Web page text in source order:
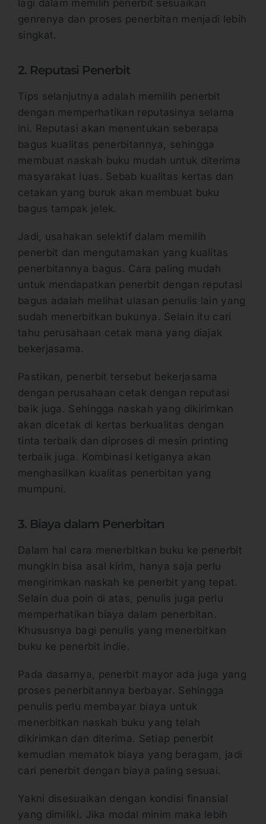
lagi dalam memilih penerbit sesuaikan
genrenya dan proses penerbitan menjadi lebih
singkat.
2. Reputasi Penerbit
Tips selanjutnya adalah memilih penerbit
dengan memperhatikan reputasinya selama
ini. Reputasi akan menentukan seberapa
bagus kualitas penerbitannya, sehingga
membuat naskah buku mudah untuk diterima
masyarakat luas. Sebab kualitas kertas dan
cetakan yang buruk akan membuat buku
bagus tampak jelek.
Jadi, usahakan selektif dalam memilih
penerbit dan mengutamakan yang kualitas
penerbitannya bagus. Cara paling mudah
untuk mendapatkan penerbit dengan reputasi
bagus adalah melihat ulasan penulis lain yang
sudah menerbitkan bukunya. Selain itu cari
tahu perusahaan cetak mana yang diajak
bekerjasama.
Pastikan, penerbit tersebut bekerjasama
dengan perusahaan cetak dengan reputasi
baik juga. Sehingga naskah yang dikirimkan
akan dicetak di kertas berkualitas dengan
tinta terbaik dan diproses di mesin printing
terbaik juga. Kombinasi ketiganya akan
menghasilkan kualitas penerbitan yang
mumpuni.
3. Biaya dalam Penerbitan
Dalam hal cara menerbitkan buku ke penerbit
mungkin bisa asal kirim, hanya saja perlu
mengirimkan naskah ke penerbit yang tepat.
Selain dua poin di atas, penulis juga perlu
memperhatikan biaya dalam penerbitan.
Khususnya bagi penulis yang menerbitkan
buku ke penerbit indie.
Pada dasarnya, penerbit mayor ada juga yang
proses penerbitannya berbayar. Sehingga
penulis perlu membayar biaya untuk
menerbitkan naskah buku yang telah
dikirimkan dan diterima. Setiap penerbit
kemudian mematok biaya yang beragam, jadi
cari penerbit dengan biaya paling sesuai.
Yakni disesuaikan dengan kondisi finansial
yang dimiliki. Jika modal minim maka lebih